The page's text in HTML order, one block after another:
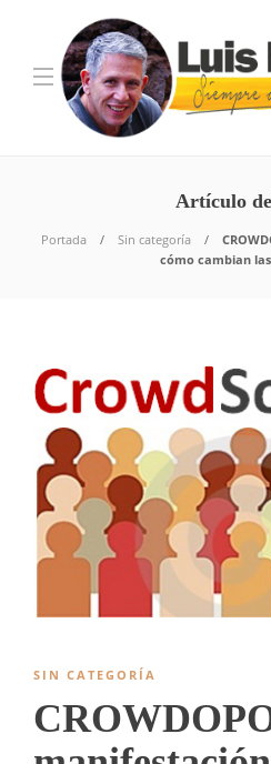
Artículo
Portada Sin categoría
cómo cambian
SIN CATEGORÍA